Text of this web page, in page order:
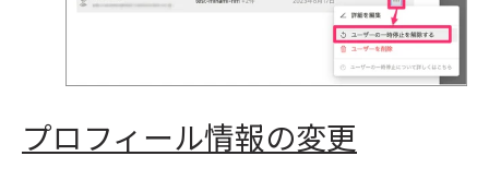
プロフィール情報の変更